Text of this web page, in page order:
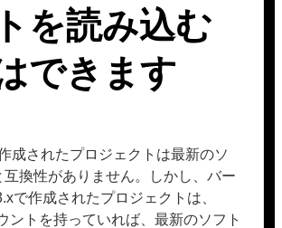
を読み込む
できます
成されたプロジェクトは最新のソ
互換性がありません。しかし、バー
で作成されたプロジェクトは、
ントを持っていれば、最新のソフト